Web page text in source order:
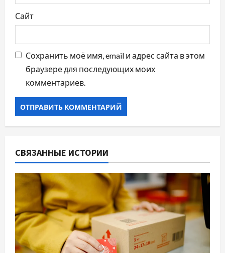
Сайт
Сохранить моё имя, email и адрес сайта в этом
браузере для последующих моих
комментариев.
СВЯЗАННЫЕ ИСТОРИИ